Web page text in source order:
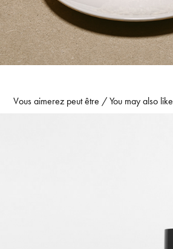
Vous aimerez peut être / You may also like